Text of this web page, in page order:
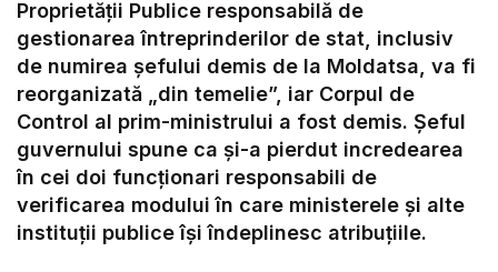
Video
Proprietății Publice responsabilă de
gestionarea întreprinderilor de stat, inclusiv
de numirea șefului demis de la Moldatsa, va fi
reorganizată „din temelie”, iar Corpul de
Control al prim-ministrului a fost demis. Șeful
guvernului spune ca și-a pierdut incredearea
în cei doi funcționari responsabili de
verificarea modului în care ministerele și alte
instituții publice își îndeplinesc atribuțiile.